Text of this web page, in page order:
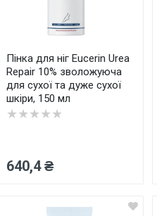
Пінка для ніг Eucerin Urea
Repair 10% зволожуюча
для сухої та дуже сухої
шкіри, 150 мл
★★★★★
640,4 ₴